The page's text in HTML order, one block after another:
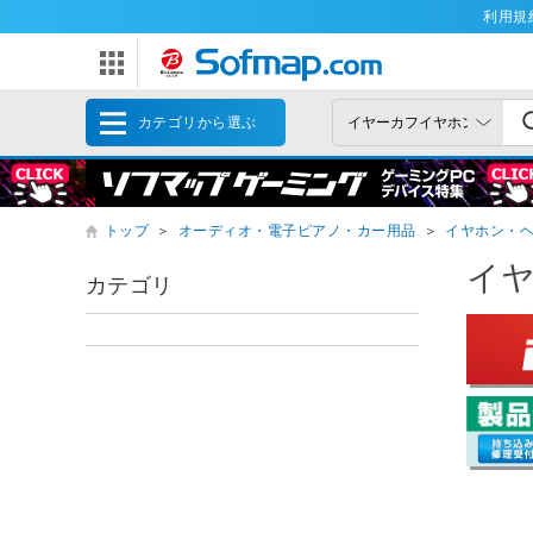
利用規
カテゴリから選ぶ
トップ ＞ オーディオ・電子ピアノ・カー用品 ＞ イヤホン・
イ
カテゴリ